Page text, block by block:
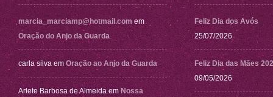
marcia_marciamp@hotmail.com em
Oração do Anjo da Guarda
carla silva em Oração ao Anjo da Guarda
Arlete Barbosa de Almeida em Nossa
Feliz Dia dos Avós
25/07/2026
Feliz Dia das Mães
09/05/2026